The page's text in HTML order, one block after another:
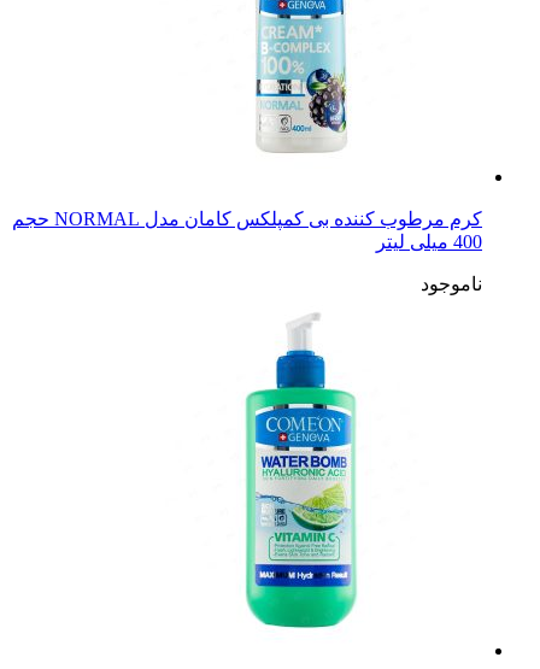
کرم مرطوب کننده بی کمپلکس کامان مدل NORMAL حجم
400 میلی لیتر
ناموجود